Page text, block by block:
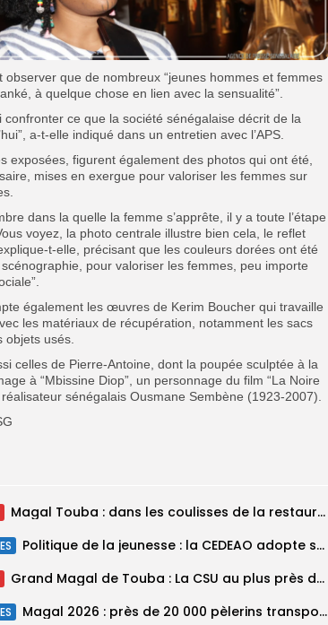
observer que de nombreux “jeunes hommes et femmes
à quelque chose en lien avec la sensualité”.
confronter ce que la société sénégalaise décrit de la
a-t-elle indiqué dans un entretien avec l’APS.
exposées, figurent également des photos qui ont été,
mises en exergue pour valoriser les femmes sur
dans la quelle la femme s’apprête, il y a toute l’étape
voyez, la photo centrale illustre bien cela, le reflet
t-elle, précisant que les couleurs dorées ont été
pour valoriser les femmes, peu importe
également les œuvres de Kerim Boucher qui travaille
les matériaux de récupération, notamment les sacs
objets usés.
celles de Pierre-Antoine, dont la poupée sculptée à la
à “Mbissine Diop”, un personnage du film “La Noire
sénégalais Ousmane Sembène (1923-2007).
Magal Touba : dans les coulisses de la restauration de la presse...
Politique de la jeunesse : la CEDEAO adopte son plan d’actions stratégiques...
Grand Magal de Touba : La CSU au plus près des pèlerins
Magal 2026 : près de 20 000 pèlerins transportés vers Touba en...